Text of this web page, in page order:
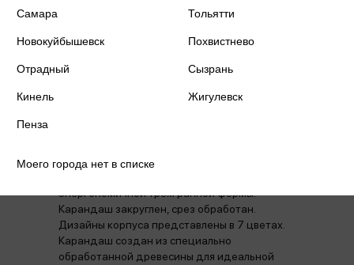
ОтзывыНаличие в магазинах
Чернографитные карандаши Berlingo "xGold"
энергономичной трехгранной формы.
Карандаш закруглен, срез обработан.
Дизайны корпуса представлены в 7 цветах.
Карандаш создан из специально
обработанной древесины для идеальной
Самара Тольятти
Новокуйбышевск Похвистнево
Отрадный Сызрань
Кинель Жигулевск
Пенза
Моего города нет в списке